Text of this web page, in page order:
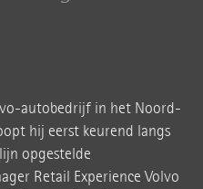
autobedrijf in het Noord-
hij eerst keurend langs
opgestelde
Retail Experience Volvo